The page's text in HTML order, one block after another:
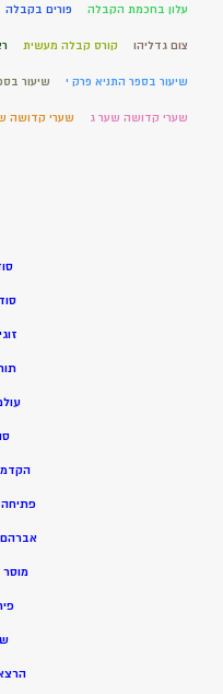
עלון בחכמת הקבלה פורים בקבלה
צום גדליהו קורס קבלה מעשית
שיעור בספר התניא פרק י שיעור
שערי קדושה שער ג שערי קדושה
אברהם
מוסר